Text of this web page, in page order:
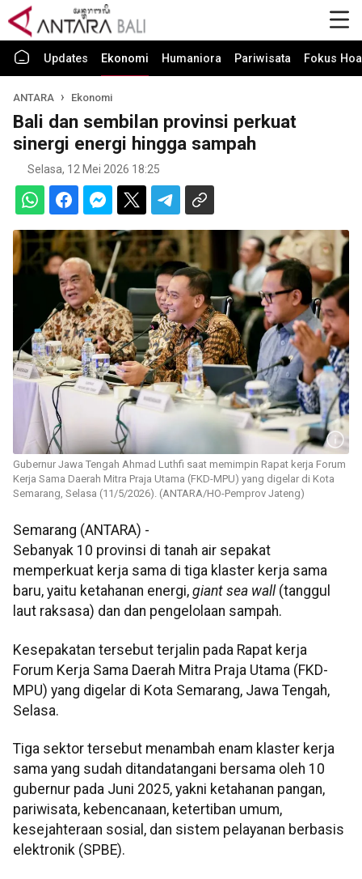
Updates Ekonomi Humaniora Pariwisata Fokus
ANTARA Ekonomi
Bali dan sembilan provinsi perkuat
sinergi energi hingga sampah
Selasa, 12 Mei 2026 18:25
Gubernur Jawa Tengah Ahmad Luthfi saat memimpin Rapat kerja Forum
Kerja Sama Daerah Mitra Praja Utama (FKD-MPU) yang digelar di Kota
Semarang, Selasa (11/5/2026). (ANTARA/HO-Pemprov Jateng)
Semarang (ANTARA) -
Sebanyak 10 provinsi di tanah air sepakat
memperkuat kerja sama di tiga klaster kerja sama
baru, yaitu ketahanan energi, giant sea wall (tanggul
laut raksasa) dan dan pengelolaan sampah.
Kesepakatan tersebut terjalin pada Rapat kerja
Forum Kerja Sama Daerah Mitra Praja Utama (FKD-
MPU) yang digelar di Kota Semarang, Jawa Tengah,
Selasa.
Tiga sektor tersebut menambah enam klaster kerja
sama yang sudah ditandatangani bersama oleh 10
gubernur pada Juni 2025, yakni ketahanan pangan,
pariwisata, kebencanaan, ketertiban umum,
kesejahteraan sosial, dan sistem pelayanan berbasis
elektronik (SPBE).